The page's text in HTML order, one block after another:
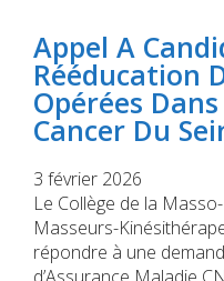
Appel A
Rééducation
Opérées Dans
Cancer Du
3 février 2026
Le Collège de la
Masseurs-
répondre à une